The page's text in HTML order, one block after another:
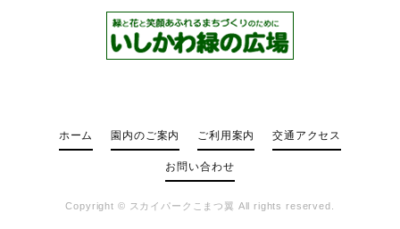
ホーム 園内のご案内 ご利用案内 交通アクセス
お問い合わせ
Copyright © スカイパークこまつ翼 All rights reserved.